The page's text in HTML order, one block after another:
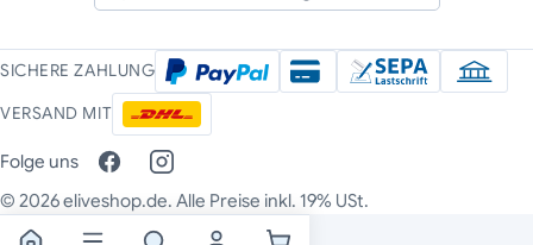
SICHERE ZAHLUNG
VERSAND MIT
Folge uns
© 2026 eliveshop.de. Alle Preise inkl. 19% USt.